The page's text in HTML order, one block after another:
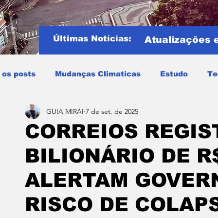
Últimas Notícias: Atualizações
os posts Mudanças Climaticas Estudo
do mundo COPA DO MUNDO 2026
Miraí Muriaé Região
CORREIOS
BILIONÁRIO DE
ALERTAM
RISCO DE
GUIA MIRAI 7 de set. de 2025